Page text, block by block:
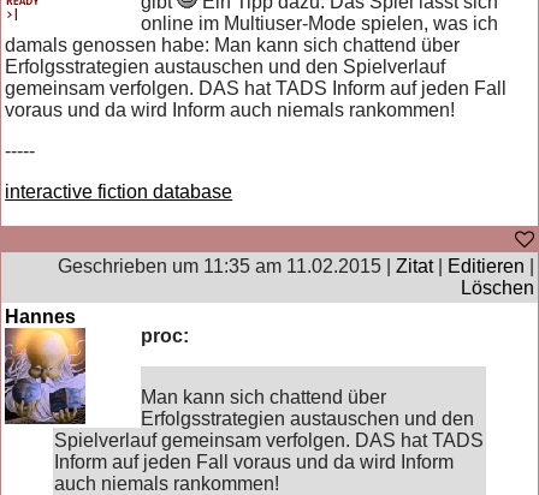
online im Multiuser-Mode spielen, was ich
damals genossen habe: Man kann sich chattend über
Erfolgsstrategien austauschen und den Spielverlauf
gemeinsam verfolgen. DAS hat TADS Inform auf jeden Fall
voraus und da wird Inform auch niemals rankommen!
-----
interactive fiction database
Geschrieben um 11:35 am 11.02.2015 | Zitat| Editieren
Löschen
Hannes
proc:
Man kann sich chattend über
Erfolgsstrategien austauschen und den
Spielverlauf gemeinsam verfolgen. DAS hat TADS
Inform auf jeden Fall voraus und da wird Inform
auch niemals rankommen!